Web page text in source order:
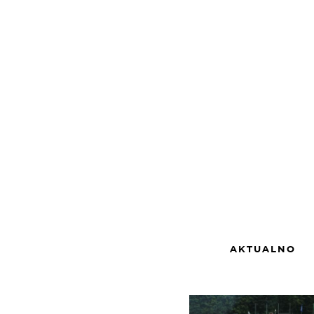
Boris Bover 6.
Samo treba